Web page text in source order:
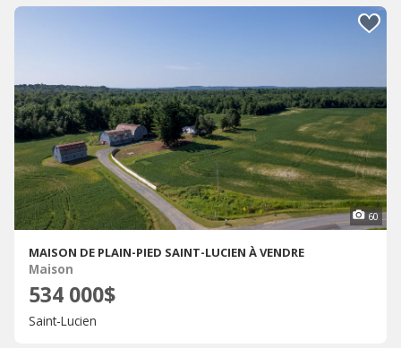
60
MAISON DE PLAIN-PIED SAINT-LUCIEN À VENDRE
Maison
534 000$
Saint-Lucien